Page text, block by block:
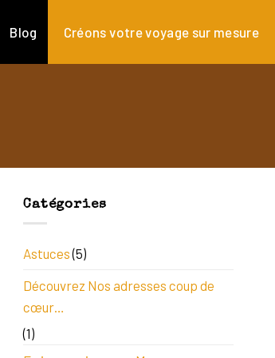
Blog Créons votre voyage sur mesure
Catégories
Astuces(5)
Découvrez Nos adresses coup de
cœur…
(1)